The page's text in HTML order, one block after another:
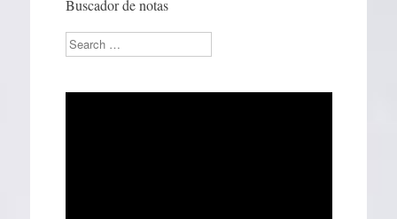
Buscador de notas
Search